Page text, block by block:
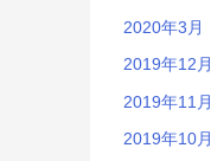
2020年3月
2019年12月
2019年11月
2019年10月